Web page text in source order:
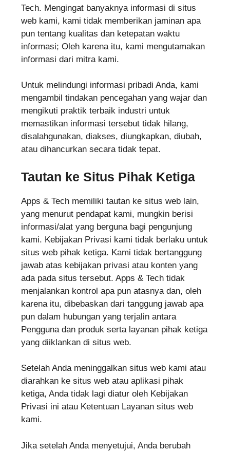
Tech. Mengingat banyaknya informasi di situs
web kami, kami tidak memberikan jaminan apa
pun tentang kualitas dan ketepatan waktu
informasi; Oleh karena itu, kami mengutamakan
informasi dari mitra kami.
Untuk melindungi informasi pribadi Anda, kami
mengambil tindakan pencegahan yang wajar dan
mengikuti praktik terbaik industri untuk
memastikan informasi tersebut tidak hilang,
disalahgunakan, diakses, diungkapkan, diubah,
atau dihancurkan secara tidak tepat.
Tautan ke Situs Pihak Ketiga
Apps & Tech memiliki tautan ke situs web lain,
yang menurut pendapat kami, mungkin berisi
informasi/alat yang berguna bagi pengunjung
kami. Kebijakan Privasi kami tidak berlaku untuk
situs web pihak ketiga. Kami tidak bertanggung
jawab atas kebijakan privasi atau konten yang
ada pada situs tersebut. Apps & Tech tidak
menjalankan kontrol apa pun atasnya dan, oleh
karena itu, dibebaskan dari tanggung jawab apa
pun dalam hubungan yang terjalin antara
Pengguna dan produk serta layanan pihak ketiga
yang diiklankan di situs web.
Setelah Anda meninggalkan situs web kami atau
diarahkan ke situs web atau aplikasi pihak
ketiga, Anda tidak lagi diatur oleh Kebijakan
Privasi ini atau Ketentuan Layanan situs web
kami.
Jika setelah Anda menyetujui, Anda berubah